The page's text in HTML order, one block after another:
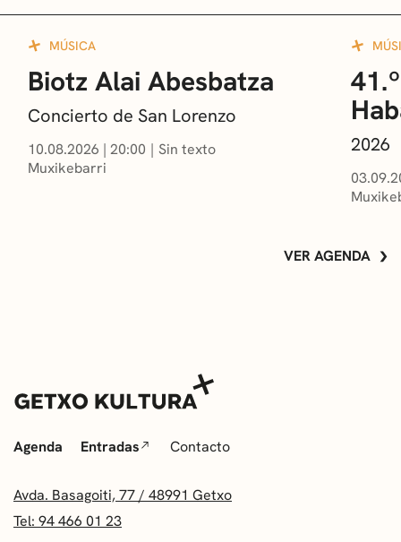
MÚSICA
Biotz Alai Abesbatza
Concierto de San Lorenzo
10.08.2026 | 20:00
Sin texto
Muxikebarri
2026
VER AGENDA
Agenda Entradas Contacto
Avda. Basagoiti, 77 / 48991 Getxo
Tel: 94 466 01 23